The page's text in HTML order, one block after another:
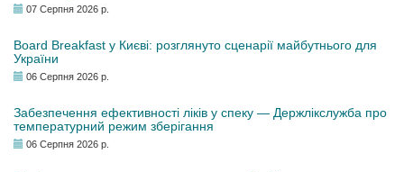
07 Серпня 2026 р.
Board Breakfast у Києві: розглянуто сценарії майбутнього для
України
06 Серпня 2026 р.
Забезпечення ефективності ліків у спеку — Держлікслужба про
температурний режим зберігання
06 Серпня 2026 р.